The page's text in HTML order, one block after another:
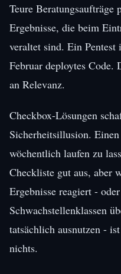
Teure
Ergebnisse, die beim
veraltet sind. Ein Pentest
Februar deploytes
an Relevanz.
Checkbox-Lösungen
Sicherheitsillusion.
wöchentlich laufen zu
Checkliste gut aus, aber
Ergebnisse reagiert -
Schwachstellenklassen
tatsächlich ausnutzen -
nichts.